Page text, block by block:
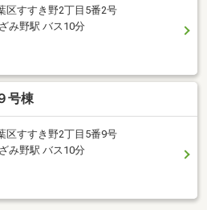
区すすき野2丁目5番2号
み野駅 バス10分
号棟
区すすき野2丁目5番9号
み野駅 バス10分